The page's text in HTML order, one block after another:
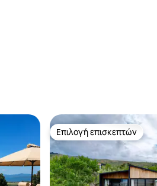
Επιλογή επισκεπτών
Επιλογή επισκεπτών